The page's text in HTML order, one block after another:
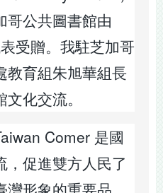
哥公共圖書館由
受贈。我駐芝加哥
教育組朱旭華組長
化交流。
Comer 是國
，促進雙方人民了
灣形象的重要品